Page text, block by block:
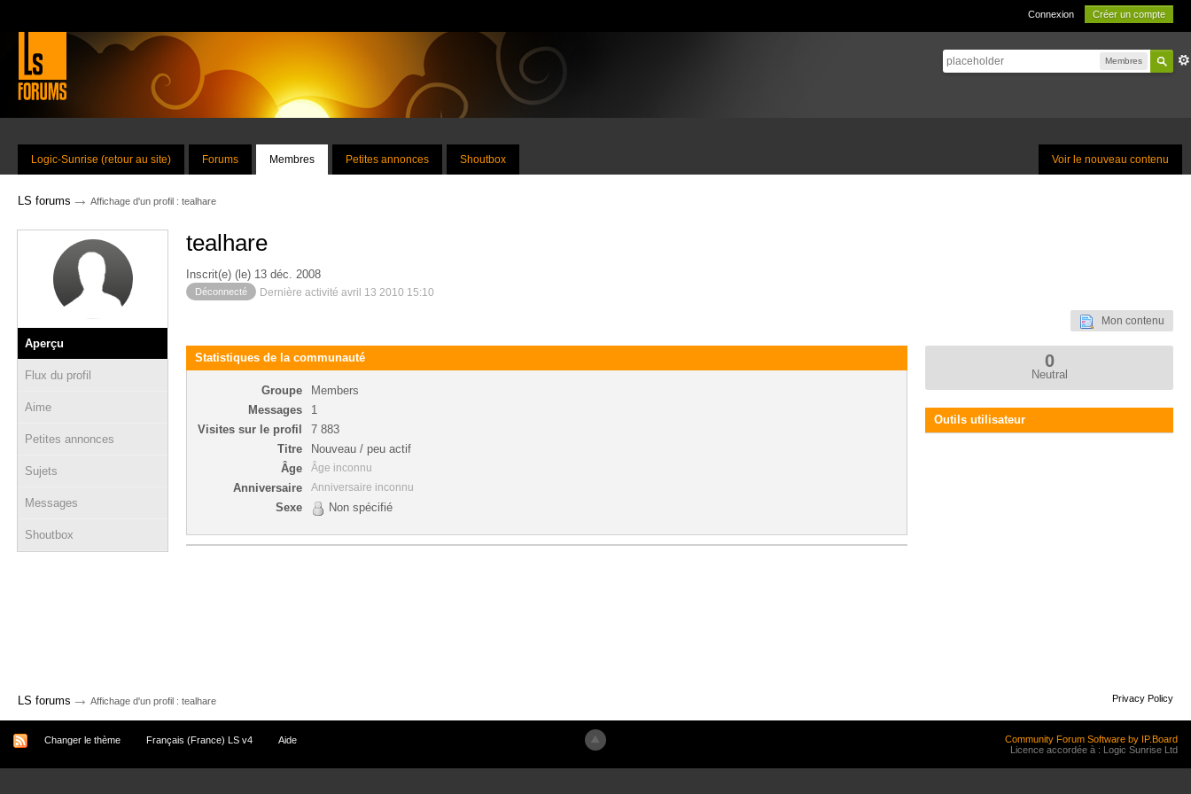
Connexion Créer un compte
Membres
Voir le nouveau contenu
Logic-Sunrise (retour au site) Forums Membres Petites annonces Shoutbox
LS forums → Affichage d'un profil : tealhare
Aperçu
Flux du profil
Aime
Petites annonces
Sujets
Messages
Shoutbox
tealhare
Inscrit(e) (le) 13 déc. 2008
Déconnecté Dernière activité avril 13 2010 15:10
Mon contenu
Statistiques de la communauté
Groupe
Members
Messages
1
Visites sur le profil
7 883
Titre
Nouveau / peu actif
Âge
Âge inconnu
Anniversaire Anniversaire inconnu
Sexe Non spécifié
0
Neutral
Outils utilisateur
LS forums → Affichage d'un profil : tealhare Privacy Policy
Changer le thème Français (France) LS v4 Aide
Community Forum Software by IP.Board
Licence accordée à : Logic Sunrise Ltd